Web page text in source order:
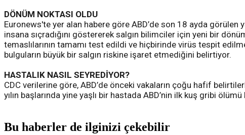
DÖNÜM NOKTASI OLDU
Euronews'te yer alan habere göre ABD’de son 18 ayda görülen
insana sıçradığını göstererek salgın bilimciler için yeni bir
temaslılarının tamamı test edildi ve hiçbirinde virüs tespit
bulguların büyük bir salgın riskine işaret etmediğini belirtiyor.
HASTALIK NASIL SEYREDİYOR?
CDC verilerine göre, ABD’de önceki vakaların çoğu hafif
yılın başlarında yine yaşlı bir hastada ABD’nin ilk kuş gribi
Bu haberler de ilginizi çekebilir